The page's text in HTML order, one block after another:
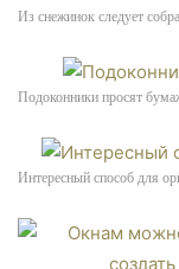
Из снежинок следует
Подоконники просят
Интересный способ для